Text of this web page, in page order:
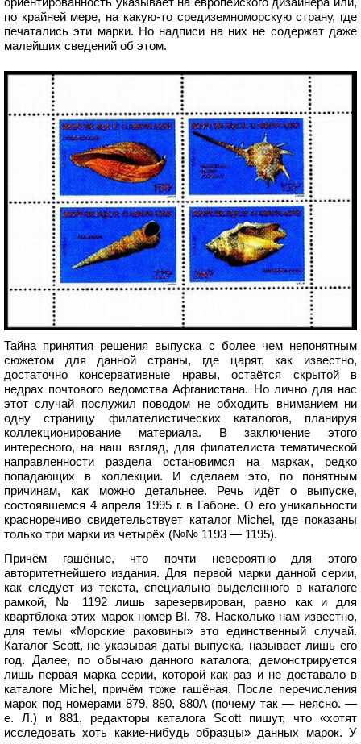
по крайней мере, на какую-то средиземноморскую страну, где
печатались эти марки. Но надписи на них не содержат даже
малейших сведений об этом.
Тайна принятия решения выпуска с более чем непонятным
сюжетом для данной страны, где царят, как известно,
достаточно консервативные нравы, остаётся скрытой в
недрах почтового ведомства Афганистана. Но лично для нас
этот случай послужил поводом не обходить вниманием ни
одну страницу филателистических каталогов, планируя
коллекционирование материала. В заключение этого
интересного, на наш взгляд, для филателиста тематической
направленности раздела остановимся на марках, редко
попадающих в коллекции. И сделаем это, по понятным
причинам, как можно детальнее. Речь идёт о выпуске,
состоявшемся 4 апреля 1995 г. в Габоне. О его уникальности
красноречиво свидетельствует каталог Michel, где показаны
только три марки из четырёх (№№ 1193 — 1195).
Причём гашёные, что почти невероятно для этого
авторитетнейшего издания. Для первой марки данной серии,
как следует из текста, специально выделенного в каталоге
рамкой, № 1192 лишь зарезервирован, равно как и для
квартблока этих марок номер BI. 78. Насколько нам известно,
для темы «Морские раковины» это единственный случай.
Каталог Scott, не указывая даты выпуска, называет лишь его
год. Далее, по обычаю данного каталога, демонстрируется
лишь первая марка серии, которой как раз и не доставало в
каталоге Michel, причём тоже гашёная. После перечисления
марок под номерами 879, 880, 880А (почему так — неясно. —
е. Л.) и 881, редакторы каталога Scott пишут, что «хотят
исследовать хоть какие-нибудь образцы» данных марок. У